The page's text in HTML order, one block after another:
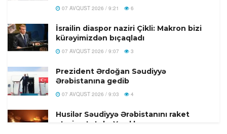
07 AVQUST 2026 / 9:21 6
İsrailin diaspor naziri Çikli: Makron bizi
kürəyimizdən bıçaqladı
07 AVQUST 2026 / 9:07 3
Prezident Ərdoğan Səudiyyə
Ərəbistanına gedib
07 AVQUST 2026 / 9:03 4
Husilər Səudiyyə Ərəbistanını raket
atəşinə tutub- Yaralılar var